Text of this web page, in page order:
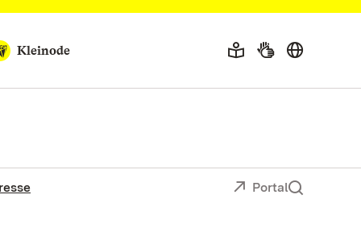
Kleinode
Portal